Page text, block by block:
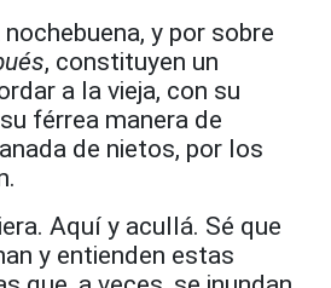
y por sobre
, constituyen un
a la vieja, con su
férrea manera de
de nietos, por los
Aquí y acullá. Sé que
y entienden estas